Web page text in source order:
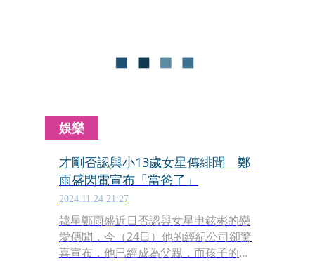
娛樂
才剛否認與小13歲女星傳緋聞 鄭
雨盛閃電宣布「當爸了」
2024.11.24 21:27
韓星鄭雨盛近日否認與女星申鉉彬的戀
愛傳聞，今（24日）他的經紀公司卻驚
喜宣布，他已經成為父親，而孩子的母